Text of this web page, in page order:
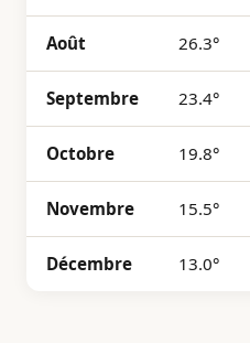
Août 26.3°
Septembre 23.4°
Octobre 19.8°
Novembre 15.5°
Décembre 13.0°